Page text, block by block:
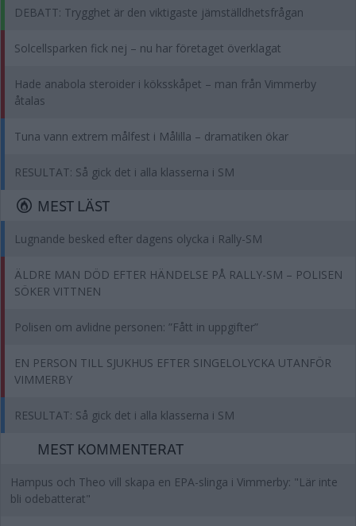
DEBATT: Trygghet är den viktigaste jämställdhetsfrågan
Solcellsparken fick nej – nu har företaget överklagat
Hade anabola steroider i köksskåpet – man från Vimmerby
åtalas
Tuna vann extrem målfest i Målilla – dramatiken ökar
RESULTAT: Så gick det i alla klasserna i SM
MEST LÄST
Lugnande besked efter dagens olycka i Rally-SM
ÄLDRE MAN DÖD EFTER HÄNDELSE PÅ RALLY-SM – POLISEN
SÖKER VITTNEN
Polisen om avlidne personen: ”Fått in uppgifter”
EN PERSON TILL SJUKHUS EFTER SINGELOLYCKA UTANFÖR
VIMMERBY
RESULTAT: Så gick det i alla klasserna i SM
MEST KOMMENTERAT
Hampus och Theo vill skapa en EPA-slinga i Vimmerby: "Lär inte
bli odebatterat"